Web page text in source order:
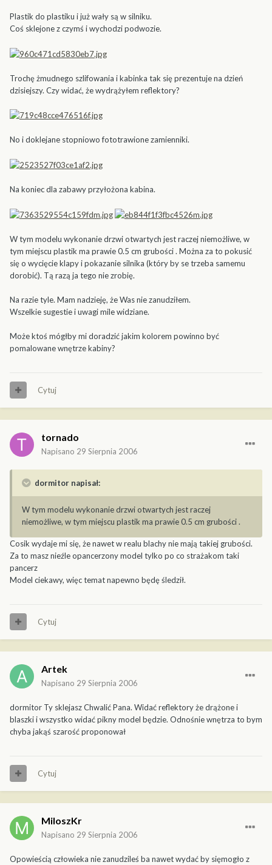
Plastik do plastiku i już wały są w silniku.
Coś sklejone z czymś i wychodzi podwozie.
Trochę żmudnego szlifowania i kabinka tak się prezentuje na dzień
dzisiejszy. Czy widać, że wydrążyłem reflektory?
No i doklejane stopniowo fototrawione zamienniki.
Na koniec dla zabawy przyłożona kabina.
W tym modelu wykonanie drzwi otwartych jest raczej niemożliwe, w
tym miejscu plastik ma prawie 0.5 cm grubości . Można za to pokusić
się o wycięcie klapy i pokazanie silnika (który by se trzeba samemu
dorobić). Tą razą ja tego nie zrobię.
Na razie tyle. Mam nadzieję, że Was nie zanudziłem.
Wszelkie sugestie i uwagi mile widziane.
Może ktoś mógłby mi doradzić jakim kolorem powinno być
pomalowane wnętrze kabiny?
Cytuj
tornado
Napisano 29 Sierpnia 2006
dormitor napisał:
W tym modelu wykonanie drzwi otwartych jest raczej
niemożliwe, w tym miejscu plastik ma prawie 0.5 cm grubości .
Cosik wydaje mi się, że nawet w realu blachy nie mają takiej grubości.
Za to masz nieźle opancerzony model tylko po co strażakom taki
pancerz
Model ciekawy, więc temat napewno będę śledził.
Cytuj
Artek
Napisano 29 Sierpnia 2006
dormitor Ty sklejasz Chwalić Pana. Widać reflektory że drążone i
blaszki i wszystko widać pikny model będzie. Odnośnie wnętrza to bym
chyba jakąś szarość proponował
Cytuj
MiloszKr
Napisano 29 Sierpnia 2006
Opowieścią człowieka nie zanudzileś ba nawet wydać by sięmogło z